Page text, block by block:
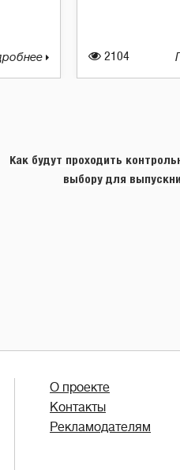
2104
Как будут проходить
выбору для
О проекте
Контакты
Рекламодателям